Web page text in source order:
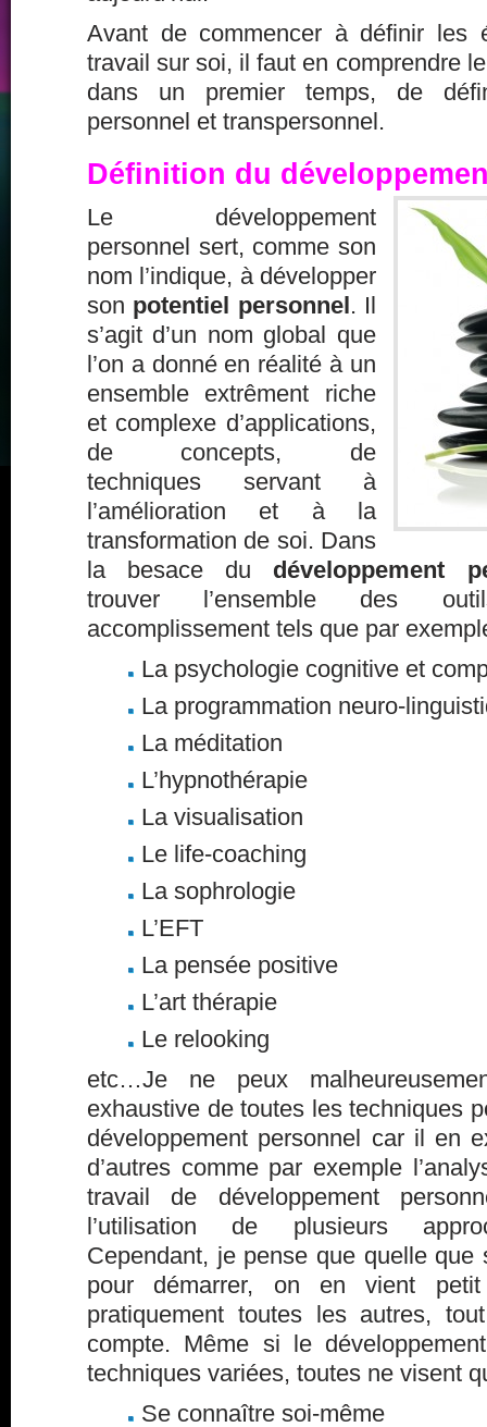
Avant de commencer à définir les
travail sur soi, il faut en comprendre
dans un premier temps, de
personnel et transpersonnel.
Définition du
Le développement
personnel sert, comme son
nom l’indique, à développer
son potentiel personnel. Il
s’agit d’un nom global que
l’on a donné en réalité à un
ensemble extrêment riche
et complexe d’applications,
de concepts, de
techniques servant à
l’amélioration et à la
transformation de soi. Dans
la besace du développement
trouver l’ensemble des
accomplissement tels que par
La psychologie cognitive et
La programmation neuro-
La méditation
L’hypnothérapie
La visualisation
Le life-coaching
La sophrologie
L’EFT
La pensée positive
L’art thérapie
Le relooking
etc…Je ne peux
exhaustive de toutes les techniques
développement personnel car il en
d’autres comme par exemple
travail de développement
l’utilisation de plusieurs
Cependant, je pense que quelle que
pour démarrer, on en vient
pratiquement toutes les autres,
compte. Même si le
techniques variées, toutes ne visent
Se connaître soi-même